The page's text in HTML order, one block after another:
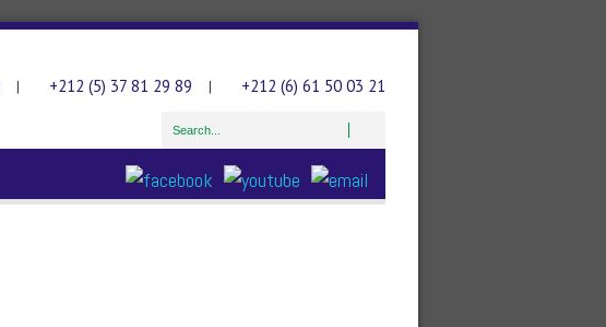
| +212 (5) 37 81 29 89 | +212 (6) 61 50 03 21